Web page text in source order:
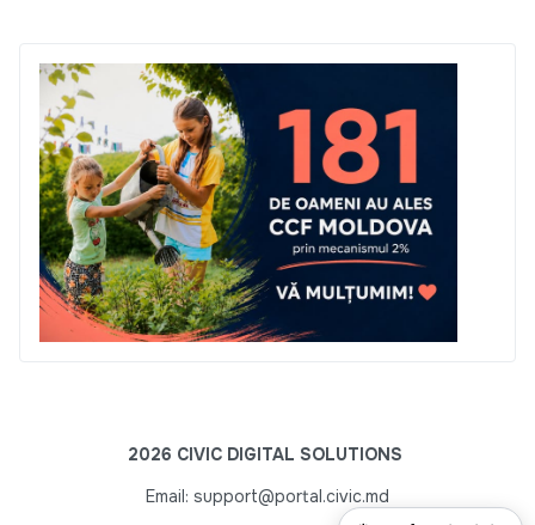
2026 CIVIC DIGITAL SOLUTIONS
Email: support@portal.civic.md